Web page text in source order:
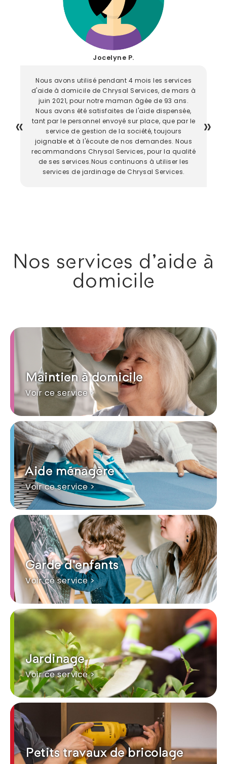
Jocelyne P.
Nous avons utilisé pendant 4 mois les services
d'aide à domicile de Chrysal Services, de mars à
juin 2021, pour notre maman âgée de 93 ans.
Nous avons été satisfaites de l'aide dispensée,
tant par le personnel envoyé sur place, que par le
service de gestion de la société, toujours
joignable et à l'écoute de nos demandes. Nous
recommandons Chrysal Services, pour la qualité
de ses services.Nous continuons à utiliser les
services de jardinage de Chrysal Services.
Nos services d'aide à
domicile
Maintien à domicile
Voir ce service >
Aide ménagère
Voir ce service >
Garde d'enfants
Voir ce service >
Jardinage
Voir ce service >
Petits travaux de bricolage